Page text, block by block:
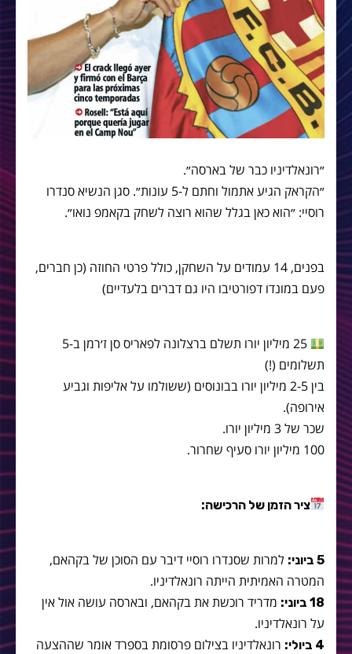
״רונאלדיניו כבר של בארסה״.
״הקראק הגיע אתמול וחתם ל-5 עונות״. סגן הנשיא סנדרו
רוסיי: ״הוא כאן בגלל שהוא רוצה לשחק בקאמפ נואו״.
בפנים, 14 עמודים על השחקן, כולל פרטי החוזה (כן חברים,
פעם במונדו דפורטיבו היו גם דברים בלעדיים)
25 מיליון יורו תשלם ברצלונה לפאריס סן ז׳רמן ב-5
תשלומים (!)
בין 2-5 מיליון יורו בבונוסים (ששולמו על אליפות וגביע
אירופה).
שכר של 3 מיליון יורו.
100 מיליון יורו סעיף שחרור.
ציר הזמן של הרכישה:
5 ביוני:
למרות שסנדרו רוסיי דיבר עם הסוכן של בקהאם,
המטרה האמיתית הייתה רונאלדיניו.
18 ביוני:
מדריד רוכשת את בקהאם, ובארסה עושה אול אין
על רונאלדיניו.
4 ביולי:
רונאלדיניו בצילום פרסומת בספרד אומר שההצעה